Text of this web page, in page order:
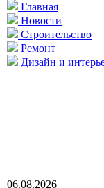
Главная
Новости
Строительство
Ремонт
Дизайн и
06.08.2026